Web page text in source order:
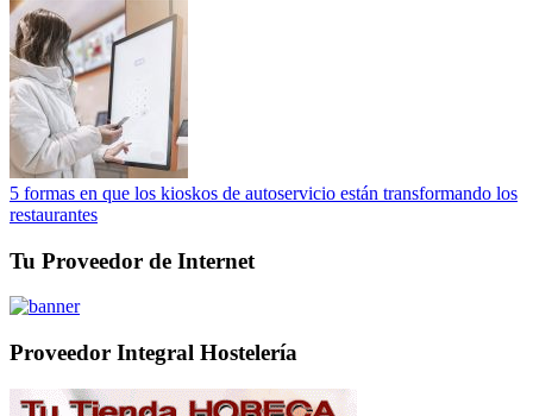
5 formas en que los kioskos de autoservicio están transformando los
restaurantes
Tu Proveedor de Internet
Proveedor Integral Hostelería